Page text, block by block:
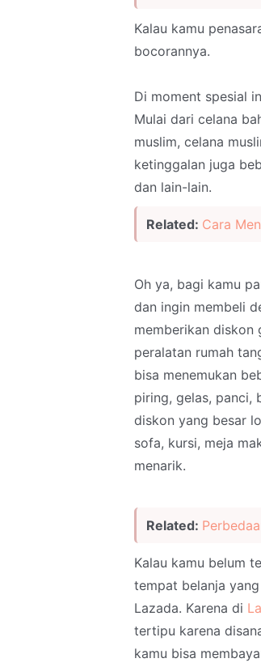
Kalau kamu
bocorannya.
Di moment spesial
Mulai dari celana
muslim, celana
ketinggalan juga
dan lain-lain.
Related: Cara
Oh ya, bagi kamu
dan ingin membeli
memberikan diskon
peralatan rumah
bisa menemukan
piring, gelas, panci,
diskon yang besar
sofa, kursi, meja
menarik.
Related:
Kalau kamu belum
tempat belanja
Lazada. Karena di
tertipu karena
kamu bisa